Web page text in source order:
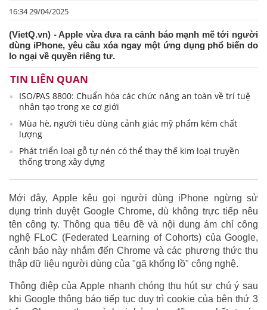
16:34 29/04/2025
(VietQ.vn) - Apple vừa đưa ra cảnh báo mạnh mẽ tới người
dùng iPhone, yêu cầu xóa ngay một ứng dụng phổ biến do
lo ngại về quyền riêng tư.
TIN LIÊN QUAN
ISO/PAS 8800: Chuẩn hóa các chức năng an toàn về trí tuệ
nhân tạo trong xe cơ giới
Mùa hè, người tiêu dùng cảnh giác mỹ phẩm kém chất
lượng
Phát triển loại gỗ tự nén có thể thay thế kim loại truyền
thống trong xây dựng
Mới đây, Apple kêu gọi người dùng iPhone ngừng sử
dụng trình duyệt Google Chrome, dù không trực tiếp nêu
tên công ty. Thông qua tiêu đề và nội dung ám chỉ công
nghệ FLoC (Federated Learning of Cohorts) của Google,
cảnh báo này nhắm đến Chrome và các phương thức thu
thập dữ liệu người dùng của "gã khổng lồ" công nghệ.
Thông điệp của Apple nhanh chóng thu hút sự chú ý sau
khi Google thông báo tiếp tục duy trì cookie của bên thứ 3